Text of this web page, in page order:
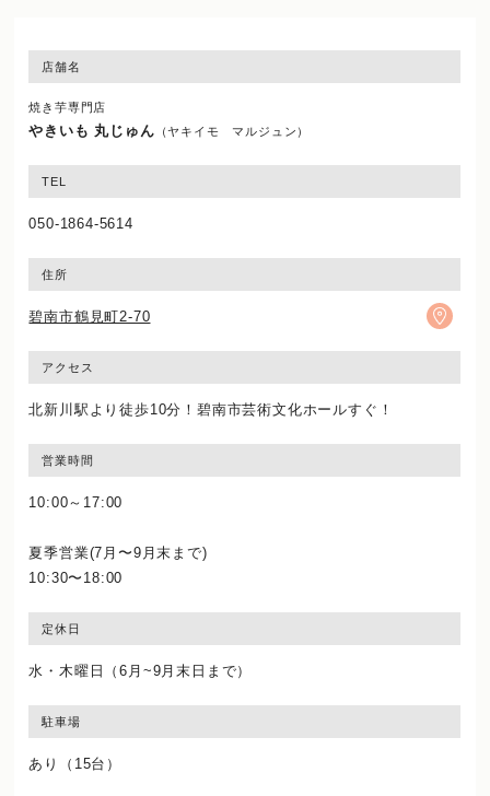
店舗名
焼き芋専門店
やきいも 丸じゅん （ヤキイモ マルジュン）
TEL
050-1864-5614
住所
碧南市鶴見町2-70
アクセス
北新川駅より徒歩10分！碧南市芸術文化ホールすぐ！
営業時間
10:00～17:00
夏季営業(7月〜9月末まで)
10:30〜18:00
定休日
水・木曜日（6月~9月末日まで）
駐車場
あり（15台）